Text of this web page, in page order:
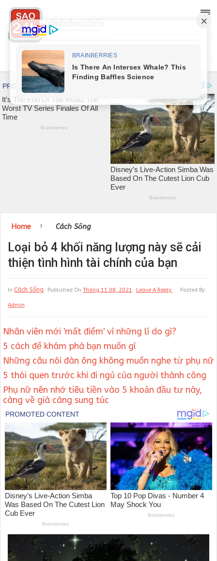
Home › Cách Sống
Loại bỏ 4 khối năng lượng này sẽ cải
thiện tình hình tài chính của bạn
In Cách Sống Published On Tháng 11 08, 2021 Leave A Reply Posted By
Admin
Nhân viên mới 'mất điểm' vì những lí do gì?
5 cách để khám phá bạn muốn gì
Những câu nói đàn ông không muốn nghe từ phụ nữ
5 thói quen trước khi đi ngủ của người thành công
Phụ nữ nên nhớ tiêu tiền vào 5 khoản đầu tư này,
càng về già càng sung túc